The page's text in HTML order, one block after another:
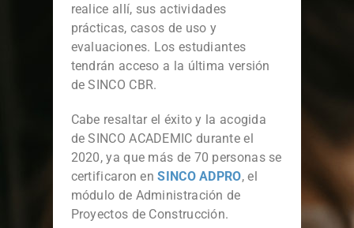
realice allí, sus actividades
prácticas, casos de uso y
evaluaciones. Los estudiantes
tendrán acceso a la última versión
de SINCO CBR.
Cabe resaltar el éxito y la acogida
de SINCO ACADEMIC durante el
2020, ya que más de 70 personas se
certificaron enSINCO ADPRO, el
módulo de Administración de
Proyectos de Construcción.